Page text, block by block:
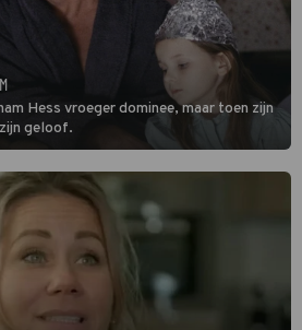
Hess vroeger dominee, maar toen zijn
geloof.